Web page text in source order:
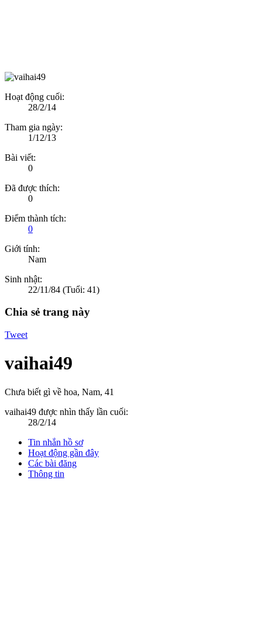
Hoạt động cuối:
28/2/14
Tham gia ngày:
1/12/13
Bài viết:
0
Đã được thích:
0
Điểm thành tích:
0
Giới tính:
Nam
Sinh nhật:
22/11/84 (Tuổi: 41)
Chia sẻ trang này
Tweet
vaihai49
Chưa biết gì về hoa, Nam, 41
vaihai49 được nhìn thấy lần cuối:
28/2/14
Tin nhắn hồ sơ
Hoạt động gần đây
Các bài đăng
Thông tin